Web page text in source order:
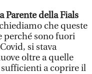
Parente della Fials
che queste
perché sono fuori
si stava
oltre a quelle
sufficienti a coprire il